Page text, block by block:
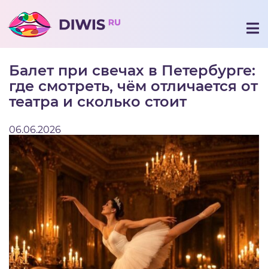
Балет при свечах в Петербурге:
где смотреть, чём отличается от
театра и сколько стоит
06.06.2026